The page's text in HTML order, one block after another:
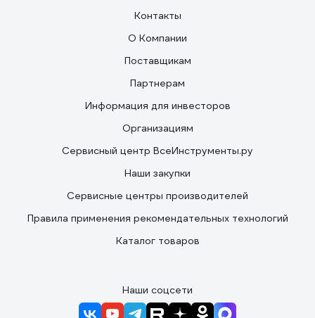
Контакты
О Компании
Поставщикам
Партнерам
Информация для инвесторов
Организациям
Сервисный центр ВсеИнструменты.ру
Наши закупки
Сервисные центры производителей
Правила применения рекомендательных технологий
Каталог товаров
Наши соцсети